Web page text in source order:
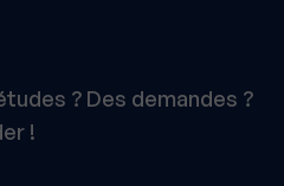
? Des demandes ?
!